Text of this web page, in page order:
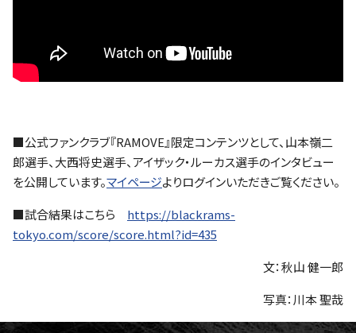
■公式ファンクラブ『RAMOVE』限定コンテンツとして、山本嶺二
郎選手、大西将史選手、アイザック・ルーカス選手のインタビュー
を公開しています。マイページよりログインいただきご覧ください。
■試合結果はこちら https://blackrams-
tokyo.com/score/score.html?id=435
文：秋山 健一郎
写真：川本 聖哉